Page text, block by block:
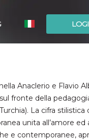
Anaclerio e Flavio
fronte della
La cifra stilistica
unita all’amore ed
e contemporanee,